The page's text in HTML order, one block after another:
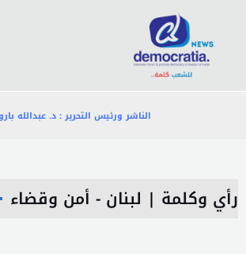
المحتوى
الناشر ورئيس التحرير : د. عبدالله
رأي وكلمة | لبنان - أمن وقضاء